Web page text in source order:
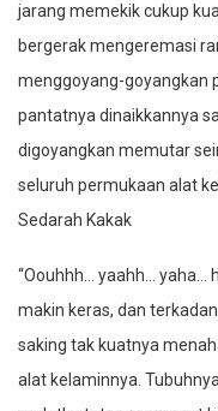
jarang memekik cukup
bergerak mengeremasi
menggoyang-goyangkan
pantatnya dinaikkannya
digoyangkan memutar
seluruh permukaan alat
Sedarah Kakak
“Oouhhh… yaahh… yaha…
makin keras, dan
saking tak kuatnya
alat kelaminnya.